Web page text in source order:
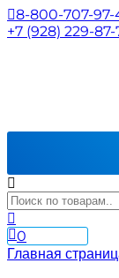
8-800-707-97-
+7 (928) 229-87-
0
Главная